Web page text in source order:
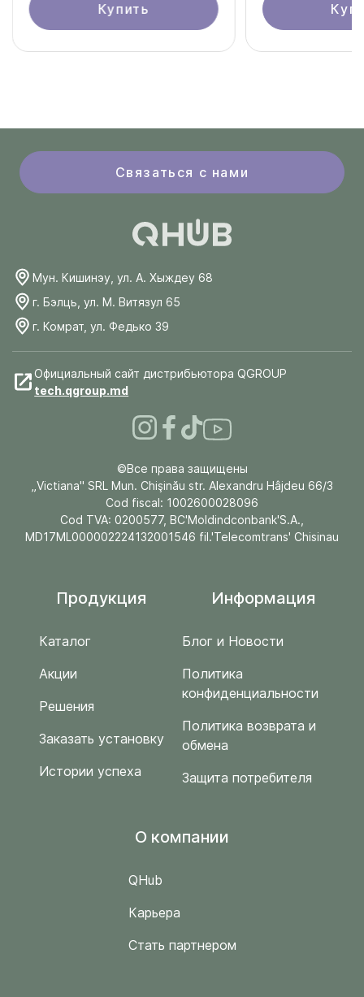
Купить
Связаться с нами
Мун. Кишинэу, ул. А. Хыждеу 68
г. Бэлць, ул. М. Витязул 65
г. Комрат, ул. Федько 39
Официальный сайт дистрибьютора QGROUP
tech.qgroup.md
©Все права защищены
„Victiana" SRL Mun. Chişinău str. Alexandru Hâjdeu 66/3
Cod fiscal: 1002600028096
Cod TVA: 0200577, BC'Moldindconbank'S.A.,
MD17ML000002224132001546 fil.'Telecomtrans' Chisinau
Продукция
Каталог
Акции
Решения
Заказать установку
Истории успеха
Информация
Блог и Новости
Политика
конфиденциальности
Политика возврата и
обмена
Защита потребителя
O компании
QHub
Карьера
Стать партнером